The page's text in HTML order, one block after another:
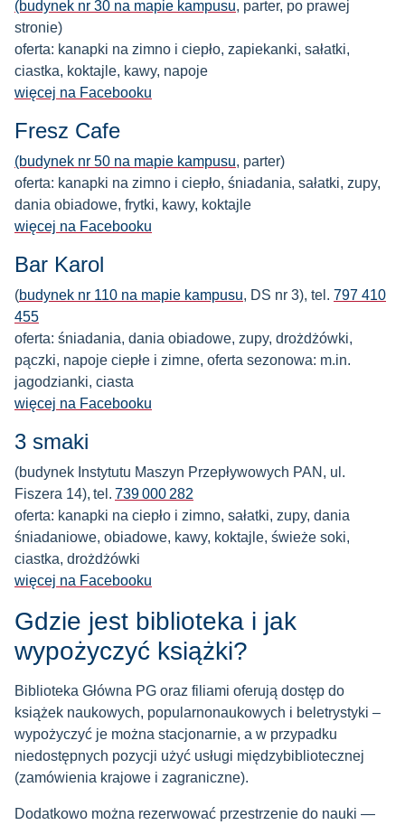
(budynek nr 30 na mapie kampusu, parter, po prawej
stronie)
oferta: kanapki na zimno i ciepło, zapiekanki, sałatki,
ciastka, koktajle, kawy, napoje
więcej na Facebooku
Fresz Cafe
(budynek nr 50 na mapie kampusu, parter)
oferta: kanapki na zimno i ciepło, śniadania, sałatki, zupy,
dania obiadowe, frytki, kawy, koktajle
więcej na Facebooku
Bar Karol
(budynek nr 110 na mapie kampusu, DS nr 3), tel. 797 410
455
oferta: śniadania, dania obiadowe, zupy, drożdżówki,
pączki, napoje ciepłe i zimne, oferta sezonowa: m.in.
jagodzianki, ciasta
więcej na Facebooku
3 smaki
(budynek Instytutu Maszyn Przepływowych PAN, ul.
Fiszera 14), tel. 739 000 282
oferta: kanapki na ciepło i zimno, sałatki, zupy, dania
śniadaniowe, obiadowe, kawy, koktajle, świeże soki,
ciastka, drożdżówki
więcej na Facebooku
Gdzie jest biblioteka i jak
wypożyczyć książki?
Biblioteka Główna PG oraz filiami oferują dostęp do
książek naukowych, popularnonaukowych i beletrystyki –
wypożyczyć je można stacjonarnie, a w przypadku
niedostępnych pozycji użyć usługi międzybibliotecznej
(zamówienia krajowe i zagraniczne).
Dodatkowo można rezerwować przestrzenie do nauki —